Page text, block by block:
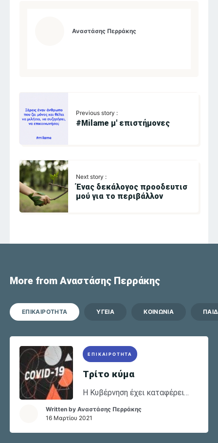
Αναστάσης Περράκης
Previous story :
#Milame μ' επιστήμονες
Next story :
Ένας δεκάλογος προοδευτισ
μού για το περιβάλλον
More from Αναστάσης Περράκης
ΕΠΙΚΑΙΡΟΤΗΤΑ ΥΓΕΙΑ ΚΟΙΝΩΝΙΑ
ΕΠΙΚΑΙΡΟΤΗΤΑ
Tρίτο κύμα
Η Κυβέρνηση έχει καταφέρει
παρουσιάσει την διαχείριση της
Written by Αναστάσης Περράκης
16 Μαρτίου 2021